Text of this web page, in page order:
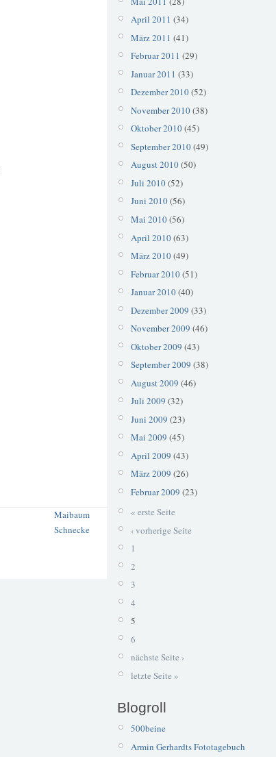
Maibaum
Schnecke
April 2011 (34)
März 2011 (41)
Februar 2011 (29)
Januar 2011 (33)
Dezember 2010(52)
November 2010(38)
Oktober 2010(45)
September 2010(49)
August 2010(50)
Juli 2010(52)
Juni 2010(56)
Mai 2010(56)
April 2010(63)
März 2010(49)
Februar 2010(51)
Januar 2010(40)
Dezember 2009 (33)
November 2009 (46)
Oktober 2009 (43)
September 2009 (38)
August 2009 (46)
Juli 2009 (32)
Juni 2009 (23)
Mai 2009 (45)
April 2009 (43)
März 2009 (26)
Februar 2009 (23)
« erste Seite
‹ vorherige Seite
1
2
3
4
5
6
nächste Seite ›
letzte Seite »
Blogroll
500beine
Armin Gerhardts Fototagebuch